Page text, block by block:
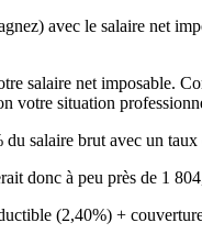
avec le salaire net
salaire net imposable.
votre situation
salaire brut avec un taux
donc à peu près de 1
(2,40%) +